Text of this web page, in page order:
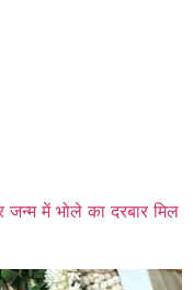
जन्म में भोले का दरबार मिल